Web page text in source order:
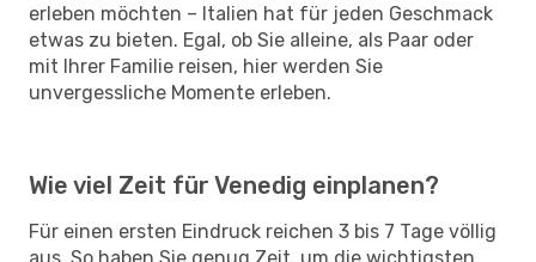
erleben möchten – Italien hat für jeden Geschmack
etwas zu bieten. Egal, ob Sie alleine, als Paar oder
mit Ihrer Familie reisen, hier werden Sie
unvergessliche Momente erleben.
Wie viel Zeit für Venedig einplanen?
Für einen ersten Eindruck reichen 3 bis 7 Tage völlig